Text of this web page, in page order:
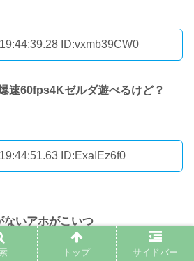
ID:vxmb39CW0
速60fps4Kゼルダ遊べるけど？
ID:ExaIEz6f0
ないアホがこいつ
トップ サイドバー